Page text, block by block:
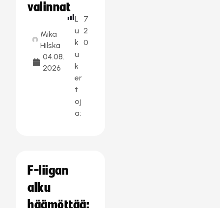
valinnat
Mika
Hilska
04.08.
2026
L
u
k
u
k
er
t
oj
a:
7
2
0
F-liigan
alku
häämöttää: